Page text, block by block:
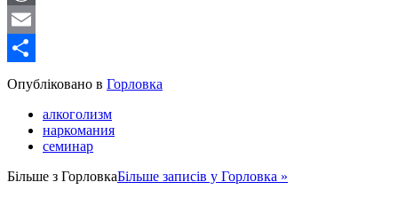
WordPress
Email
Share
Опубліковано в Горловка
алкоголизм
наркомания
семинар
Більше з ГорловкаБільше записів у Горловка »